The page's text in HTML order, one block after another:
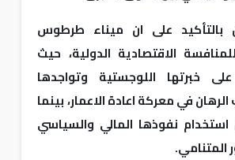
بالتأكيد على ان ميناء طرطوس
الاقتصادية الدولية، حيث
خبرتها اللوجستية وتواجدها
في معركة اعادة الاعمار، بينما
نفوذها المالي والسياسي
المتنامي.